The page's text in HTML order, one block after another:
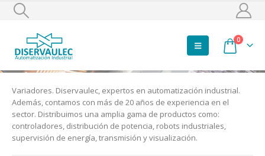
0
Variadores. Diservaulec, expertos en automatización industrial.
Además, contamos con más de 20 años de experiencia en el
sector. Distribuimos una amplia gama de productos como:
controladores, distribución de potencia, robots industriales,
supervisión de energía, transmisión y visualización.